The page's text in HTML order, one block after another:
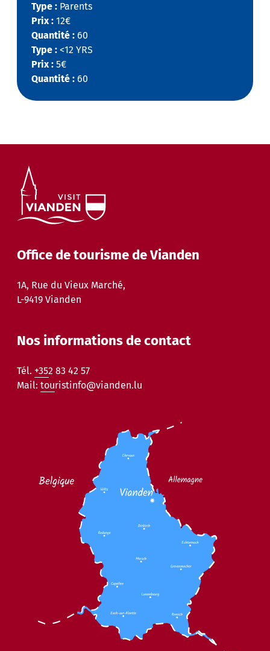
Type : Parents
Prix : 12€
Quantité : 60
Type : <12 YRS
Prix : 5€
Quantité : 60
Office de tourisme de Vianden
1A, Rue du Vieux Marché,
L-9419 Vianden
Nos informations de contact
Tél. +352 83 42 57
Mail: touristinfo@vianden.lu